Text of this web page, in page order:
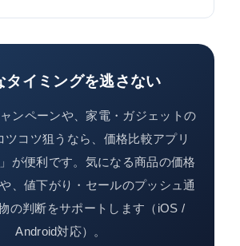
ひかり開通後に行うのが原則です。
確認しましょう。
費が0円になるのではなく、ホームは
組みです。割引期間中に解約する
費の清算が必要になる点に注意して
タイミングを逃さない
ンペーンや、家電・ガジェットの
ツコツ狙うなら、価格比較アプリ
」が便利です。気になる商品の価格
、値下がり・セールのプッシュ通
の判断をサポートします（iOS /
Android対応）。